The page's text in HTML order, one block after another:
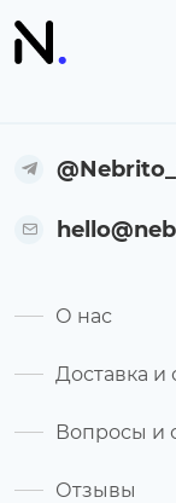
О нас
Доставка и
Вопросы и
Отзывы